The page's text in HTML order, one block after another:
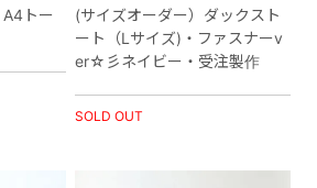
トー
(サイズオーダー）ダックスト
ート（Lサイズ)・ファスナーv
er☆彡ネイビー・受注製作
SOLD OUT